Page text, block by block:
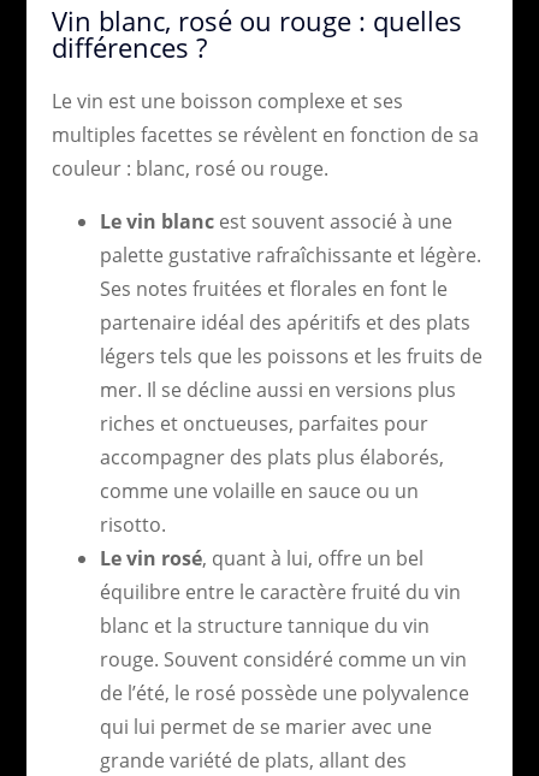
Vin blanc, rosé ou rouge : quelles
différences ?
Le vin est une boisson complexe et ses
multiples facettes se révèlent en fonction de sa
couleur : blanc, rosé ou rouge.
Le vin blancest souvent associé à une
palette gustative rafraîchissante et légère.
Ses notes fruitées et florales en font le
partenaire idéal des apéritifs et des plats
légers tels que les poissons et les fruits de
mer. Il se décline aussi en versions plus
riches et onctueuses, parfaites pour
accompagner des plats plus élaborés,
comme une volaille en sauce ou un
risotto.
Le vin rosé, quant à lui, offre un bel
équilibre entre le caractère fruité du vin
blanc et la structure tannique du vin
rouge. Souvent considéré comme un vin
de l’été, le rosé possède une polyvalence
qui lui permet de se marier avec une
grande variété de plats, allant des